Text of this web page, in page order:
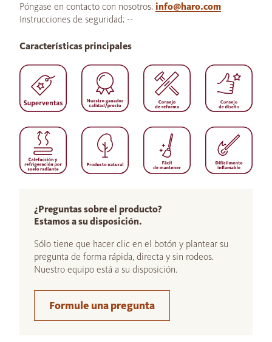
Póngase en contacto con nosotros: info@haro.com
Instrucciones de seguridad: --
¿Preguntas sobre el producto?
Estamos a su disposición.
Sólo tiene que hacer clic en el botón y plantear su
pregunta de forma rápida, directa y sin rodeos.
Nuestro equipo está a su disposición.
Formule una pregunta
Características principales